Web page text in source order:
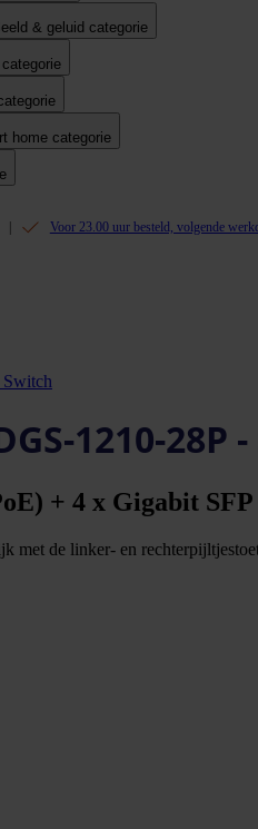
& geluid categorie
home categorie
Voor 23.00 uur besteld, volgende
1210-28P
+ 4 x Gigabit
met de linker- en